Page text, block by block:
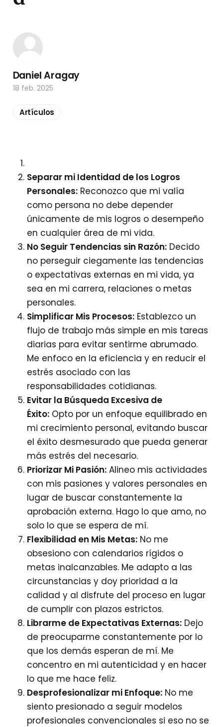
Separar mi Identidad de los Logros
Personales:Reconozco que mi valía
como persona no debe depender
únicamente de mis logros o desempeño
en cualquier área de mi vida.
No Seguir Tendencias sin Razón:Decido
no perseguir ciegamente las tendencias
o expectativas externas en mi vida, ya
sea en mi carrera, relaciones o metas
personales.
Simplificar Mis Procesos:Establezco un
flujo de trabajo más simple en mis tareas
diarias para evitar sentirme abrumado.
Me enfoco en la eficiencia y en reducir el
estrés asociado con las
responsabilidades cotidianas.
Evitar la Búsqueda Excesiva de
Éxito:Opto por un enfoque equilibrado en
mi crecimiento personal, evitando buscar
el éxito desmesurado que pueda generar
más estrés del necesario.
Priorizar Mi Pasión:Alineo mis actividades
con mis pasiones y valores personales en
lugar de buscar constantemente la
aprobación externa. Hago lo que amo, no
solo lo que se espera de mí.
Flexibilidad en Mis Metas:No me
obsesiono con calendarios rígidos o
metas inalcanzables. Me adapto a las
circunstancias y doy prioridad a la
calidad y al disfrute del proceso en lugar
de cumplir con plazos estrictos.
Librarme de Expectativas Externas:Dejo
de preocuparme constantemente por lo
que los demás esperan de mí. Me
concentro en mi autenticidad y en hacer
lo que me hace feliz.
Desprofesionalizar mi Enfoque:No me
siento presionado a seguir modelos
profesionales convencionales si eso no se
Daniel Aragay
18 feb. 2025
Artículos